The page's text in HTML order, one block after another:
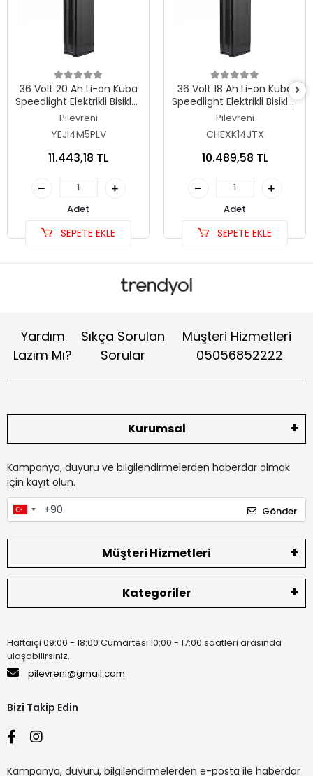
36 Volt 20 Ah Li-on Kuba
Speedlight Elektrikli Bisiklet
Orjinal Kutulu Batarya
Pilevreni
YEJI4M5PLV
11.443,18 TL
Adet
SEPETE EKLE
36 Volt 18 Ah Li-on Kuba
Speedlight Elektrikli Bisiklet
Orjinal Kutulu Batarya
Pilevreni
CHEXK14JTX
10.489,58 TL
Adet
SEPETE EKLE
Yardım
Lazım Mı?
Sıkça Sorulan
Sorular
Müşteri Hizmetleri
05056852222
Kurumsal
Kampanya, duyuru ve bilgilendirmelerden haberdar olmak
için kayıt olun.
Gönder
Müşteri Hizmetleri
Kategoriler
Haftaiçi 09:00 - 18:00 Cumartesi 10:00 - 17:00 saatleri arasında
ulaşabilirsiniz.
pilevreni@gmail.com
Bizi Takip Edin
Kampanya, duyuru, bilgilendirmelerden e-posta ile haberdar